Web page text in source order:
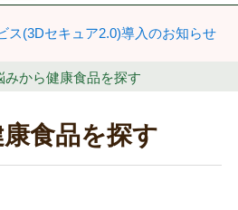
ス(3Dセキュア2.0)導入のお知らせ
みから健康食品を探す
食品を探す